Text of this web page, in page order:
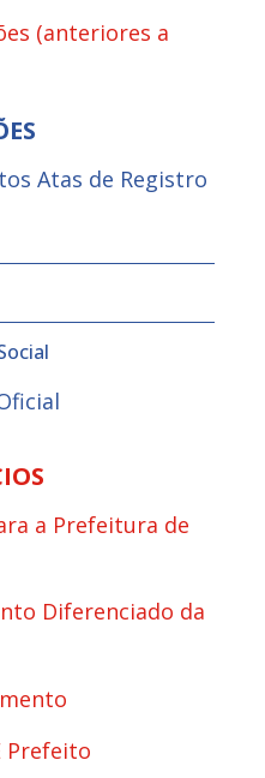
(anteriores a
Atas de Registro
a Prefeitura de
Diferenciado da
Prefeito